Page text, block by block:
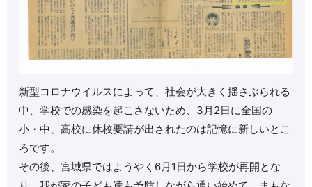
新型コロナウイルスによって、社会が大きく揺さぶられる
中、学校での感染を起こさないため、3月2日に全国の
小・中、高校に休校要請が出されたのは記憶に新しいとこ
ろです。
その後、宮城県ではようやく6月1日から学校が再開とな